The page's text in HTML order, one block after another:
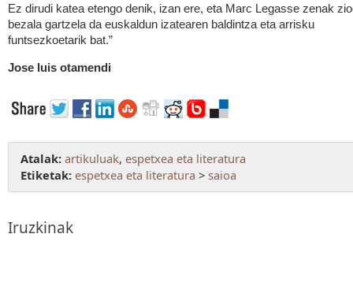
Ez dirudi katea etengo denik, izan ere, eta Marc Legasse zenak
bezala gartzela da euskaldun izatearen baldintza eta arrisku
funtsezkoetarik bat.”
Jose luis otamendi
Atalak: artikuluak, espetxea eta literatura
Etiketak: espetxea eta literatura > saioa
Iruzkinak